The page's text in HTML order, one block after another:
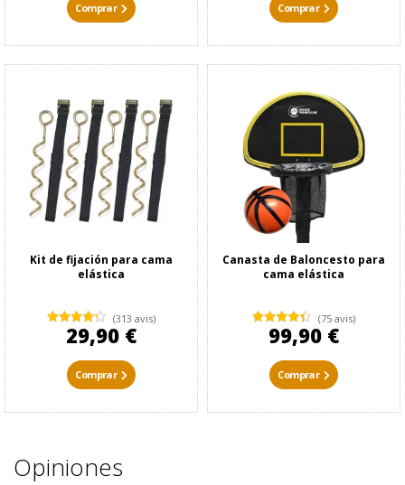
Comprar Comprar
Kit de fijación para cama
elástica
(313 avis)
29,90 €
Comprar
Canasta de Baloncesto para
cama elástica
(75 avis)
99,90 €
Comprar
Opiniones